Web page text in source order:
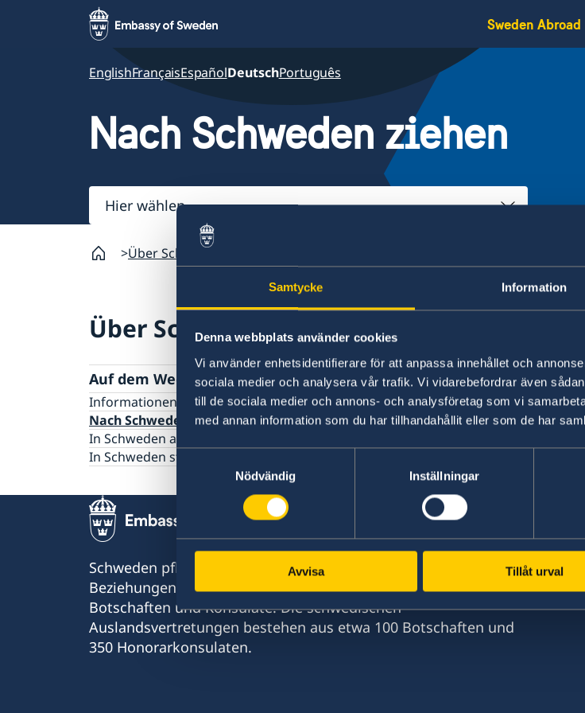
Samtycke Information
Denna webbplats använder cookies
Vi använder enhetsidentifierare för att anpassa innehållet och
sociala medier och analysera vår trafik. Vi vidarebefordrar även
till de sociala medier och annons- och analysföretag som vi
med annan information som du har tillhandahållit eller som de har
Samtyckesval
Nödvändig
Inställningar
Avvisa Tillåt urval
Sweden Abroad
EnglishFrançaisEspañolDeutschPortuguês
Nach Schweden ziehen
Hier
wählen
Über Schweden
Über Schweden
Auf dem Weg nach Schweden?
Informationen für Touristen
Nach Schweden ziehen
In Schweden arbeiten
In Schweden studieren
Für einen
Schweden ist eine
Informationen über die
Kind finden Sie auf der
Swedish Migration Agency
.
Letzte Aktualisierung 05 Feb.
Schweden pflegt mit fast allen Ländern der Welt diplomatische
Beziehungen. In etwa der Hälfte von ihnen hat Schweden
Botschaften und Konsulate. Die schwedischen
Auslandsvertretungen bestehen aus etwa 100 Botschaften und
350 Honorarkonsulaten.